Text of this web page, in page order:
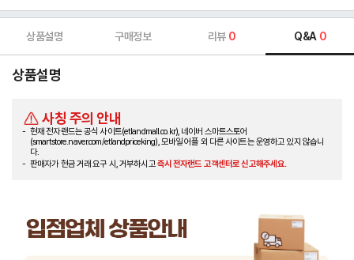
상품설명 구매정보 리뷰 0 Q&A 0
상품설명
사칭 주의 안내
현재 전자랜드는 공식 사이트(etlandmall.co.kr), 네이버 스마트스토어
(smartstore.naver.com/etlandpriceking), 모바일 어플 외 다른 사이트는 운영하고 있지 않습니
다.
판매자가 현금 거래 요구 시, 거부하시고즉시 전자랜드 고객센터로 신고해주세요.